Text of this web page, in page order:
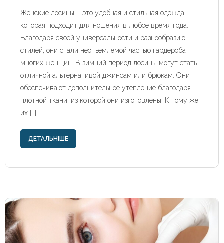
Женские лосины – это удобная и стильная одежда,
которая подходит для ношения в любое время года.
Благодаря своей универсальности и разнообразию
стилей, они стали неотъемлемой частью гардероба
многих женщин. В зимний период лосины могут стать
отличной альтернативой джинсам или брюкам. Они
обеспечивают дополнительное утепление благодаря
плотной ткани, из которой они изготовлены. К тому же,
их […]
ДЕТАЛЬНІШЕ